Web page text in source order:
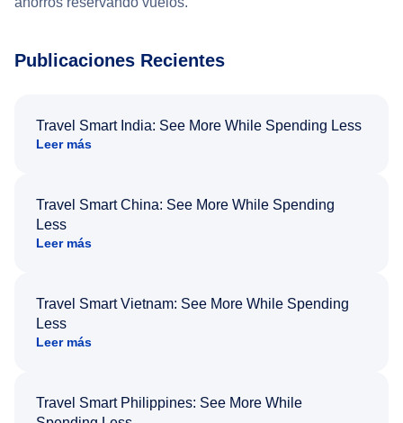
Publicaciones Recientes
Travel Smart India: See More While Spending Less
Leer más
Travel Smart China: See More While Spending
Less
Leer más
Travel Smart Vietnam: See More While Spending
Less
Leer más
Travel Smart Philippines: See More While